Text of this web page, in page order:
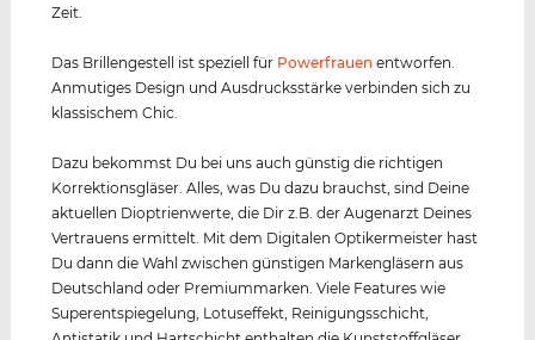
Zeit.
Das Brillengestell ist speziell für Powerfrauen entworfen.
Anmutiges Design und Ausdrucksstärke verbinden sich zu
klassischem Chic.
Dazu bekommst Du bei uns auch günstig die richtigen
Korrektionsgläser. Alles, was Du dazu brauchst, sind Deine
aktuellen Dioptrienwerte, die Dir z.B. der Augenarzt Deines
Vertrauens ermittelt. Mit dem Digitalen Optikermeister hast
Du dann die Wahl zwischen günstigen Markengläsern aus
Deutschland oder Premiummarken. Viele Features wie
Superentspiegelung, Lotuseffekt, Reinigungsschicht,